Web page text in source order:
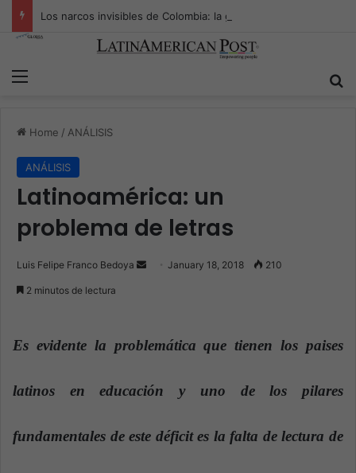
Home / ANÁLISIS
ANÁLISIS
Latinoamérica: un
problema de letras
Luis Felipe Franco Bedoya
a
m
i
January 18, 2018 210
2 minutos de lectura
Es evidente la problemática que tienen los paises
latinos en educación y uno de los pilares
fundamentales de este déficit es la falta de lectura de